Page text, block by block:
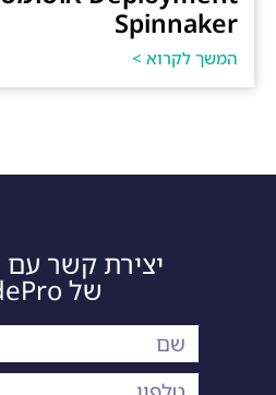
Spinnaker
המשך לקרוא >
יצירת קשר
של codePro